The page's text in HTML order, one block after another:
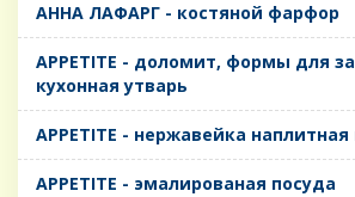
AHHA ЛАФАРГ - костяной фарфор
APPETITE - доломит, формы для
кухонная утварь
APPETITE - нержавейка наплитная
APPETITE - эмалированая посуда